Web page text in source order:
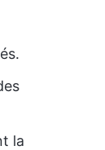
la